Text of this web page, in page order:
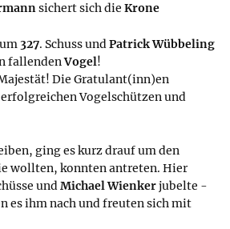
sichert sich dieKrone
327. Schuss undPatrick Wübbeling
fallendenVogel!
Die Gratulant(inn)en
Vogelschützen und
ging es kurz drauf um den
wollten, konnten antreten. Hier
undMichael Wienkerjubelte -
es ihm nach und freuten sich mit